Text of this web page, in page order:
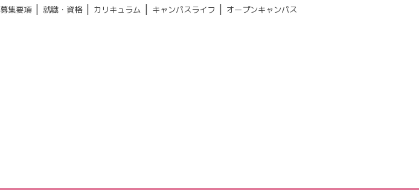
募集要項| 就職・資格| カリキュラム | キャンパスライフ | オープンキャンパス